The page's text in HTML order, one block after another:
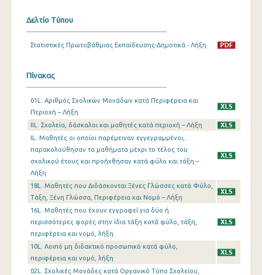
Δελτίο Τύπου
Στατιστικές Πρωτοβάθμιας Εκπαίδευσης-Δημοτικά - Λήξη
Πίνακας
01L. Αριθμός Σχολικών Μονάδων κατά Περιφέρεια και
Περιοχή – Λήξη
IIL. Σχολεία, δάσκαλοι και μαθητές κατά περιοχή – Λήξη
IL. Μαθητές οι οποίοι παρέμειναν εγγεγραμμένοι,
παρακολούθησαν τα μαθήματα μέχρι το τέλος του
σχολικού έτους και προήχθησαν κατά φύλο και τάξη –
Λήξη
18L. Μαθητές που Διδάσκονται Ξένες Γλώσσες κατά Φύλο,
Τάξη, Ξένη Γλώσσα, Περιφέρεια και Νομό – Λήξη
16L. Μαθητές που έχουν εγγραφεί για δύο ή
περισσότερες φορές στην ίδια τάξη κατά φύλο, τάξη,
περιφέρεια και νομό, λήξη
10L. Λοιπό μη διδακτικό προσωπικό κατά φύλο,
περιφέρεια και νομό, λήξη
02L. Σχολικές Μονάδες κατά Οργανικό Τύπο Σχολείου,